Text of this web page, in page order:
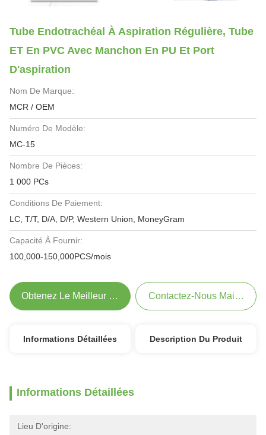
Tube Endotrachéal À Aspiration Régulière, Tube
ET En PVC Avec Manchon En PU Et Port
D'aspiration
Nom De Marque:
MCR / OEM
Numéro De Modèle:
MC-15
Nombre De Pièces:
1 000 PCs
Conditions De Paiement:
LC, T/T, D/A, D/P, Western Union, MoneyGram
Capacité À Fournir:
100,000-150,000PCS/mois
Obtenez Le Meilleur Prix Contactez-Nous Maintenant
Informations Détaillées Description Du Produit
Informations Détaillées
Lieu D'origine: